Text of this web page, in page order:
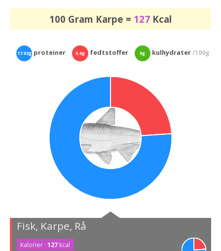
100 Gram Karpe = 127 Kcal
17.83g proteiner 5.6g fedtstoffer 0g kulhydrater/100g
Fisk, Karpe, Rå
Kalorier ·127 kcal